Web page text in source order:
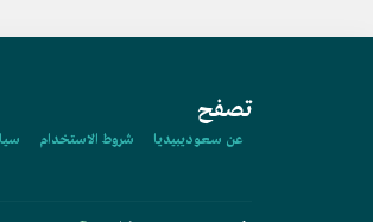
تصفح
عن سعوديبيديا شروط الاستخدام